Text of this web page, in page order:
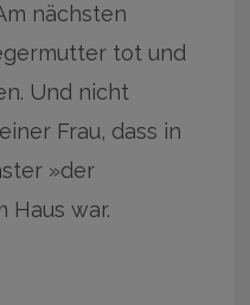
nächsten
tot und
Und nicht
Frau, dass in
»der
Haus war.